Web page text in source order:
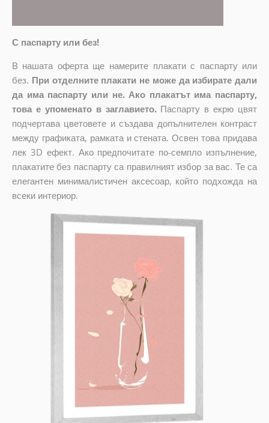
С паспарту или без!
В нашата оферта ще намерите плакати с паспарту или
без. При отделните плакати не може да избирате дали
да има паспарту или не. Ако плакатът има паспарту,
това е упоменато в заглавието. Паспарту в екрю цвят
подчертава цветовете и създава допълнителен контраст
между графиката, рамката и стената. Освен това придава
лек 3D ефект. Ако предпочитате по-семпло изпълнение,
плакатите без паспарту са правилният избор за вас. Те са
елегантен минималистичен аксесоар, който подхожда на
всеки интериор.